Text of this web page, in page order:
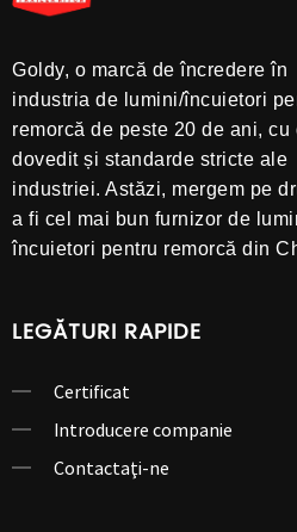
Goldy, o marcă de încredere în
industria de lumini/încuietori
remorcă de peste 20 de ani, cu
dovedit și standarde stricte ale
industriei. Astăzi, mergem pe
a fi cel mai bun furnizor de
încuietori pentru remorcă din
LEGĂTURI RAPIDE
Certificat
Introducere companie
Contactaţi-ne